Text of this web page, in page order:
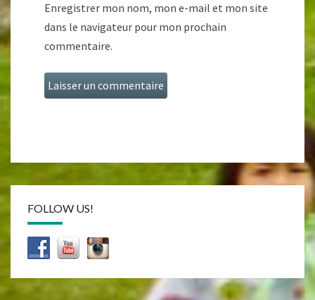
Enregistrer mon nom, mon e-mail et mon site
dans le navigateur pour mon prochain
commentaire.
FOLLOW US!